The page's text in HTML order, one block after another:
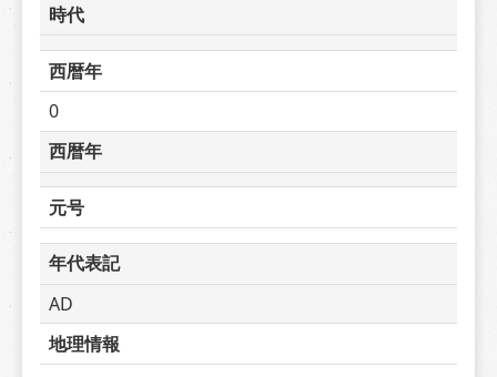
時代
西暦年
0
西暦年
元号
年代表記
AD
地理情報